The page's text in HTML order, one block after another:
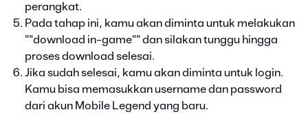
perangkat.
Pada tahap ini, kamu akan diminta untuk melakukan
""download in-game"" dan silakan tunggu hingga
proses download selesai.
Jika sudah selesai, kamu akan diminta untuk login.
Kamu bisa memasukkan username dan password
dari akun Mobile Legend yang baru.